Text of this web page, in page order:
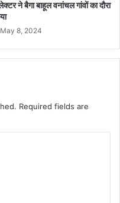
ने बैगा बाहूल वनांचल गांवों का दौरा
May 8, 2024
Required fields are